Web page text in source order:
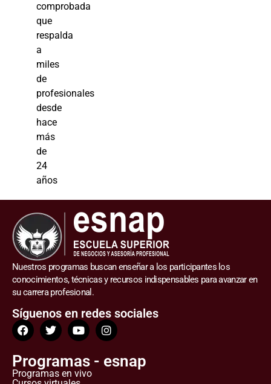
comprobada
que
respalda
a
miles
de
profesionales
desde
hace
más
de
24
años
Nuestros programas buscan enseñar a los participantes los
conocimientos, técnicas y recursos indispensables para avanzar en
su carrera profesional.
Síguenos en redes sociales
Programas - esnap
Programas en vivo